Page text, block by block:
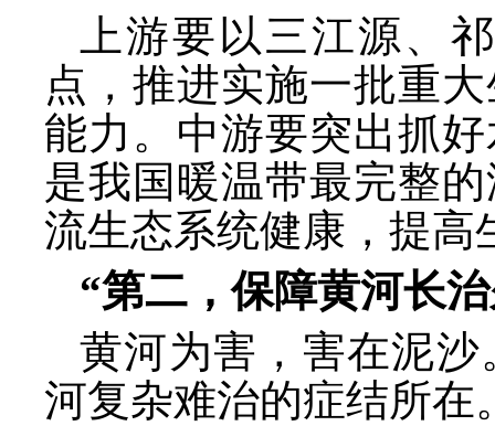
上游要以三江源、
点，推进实施一批重
能力。中游要突出抓
是我国暖温带最完整
流生态系统健康，提高
“第二，保障黄河长
黄河为害，害在泥
河复杂难治的症结所在